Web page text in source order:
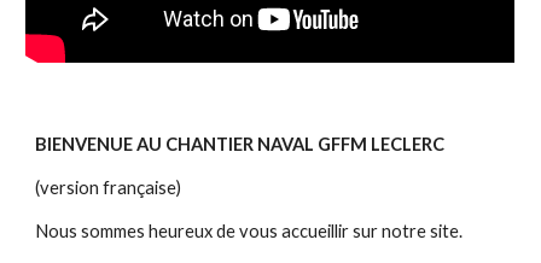
BIENVENUE AU CHANTIER NAVAL GFFM LECLERC
(version française)
Nous sommes heureux de vous accueillir sur notre site.